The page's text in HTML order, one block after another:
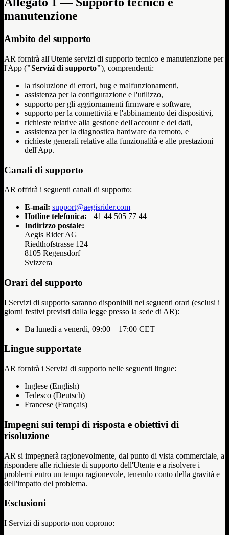
manutenzione
Ambito del supporto
AR fornirà all'Utente servizi di supporto tecnico e manutenzione per
l'App ("Servizi di supporto"), comprendenti:
la risoluzione di errori, bug e malfunzionamenti,
assistenza per la configurazione e l'utilizzo,
supporto per gli aggiornamenti firmware e software,
supporto per la connettività e l'abbinamento dei dispositivi,
richieste relative alla gestione dell'account e dei dati,
assistenza per la diagnostica hardware da remoto, e
richieste generali relative alla funzionalità e alle prestazioni
dell'App.
Canali di supporto
AR offrirà i seguenti canali di supporto:
E-mail: support@aegisrider.com
Hotline telefonica: +41 44 505 77 44
Indirizzo postale:
Aegis Rider AG
Riedthofstrasse 124
8105 Regensdorf
Svizzera
Orari del supporto
I Servizi di supporto saranno disponibili nei seguenti orari (esclusi i
giorni festivi previsti dalla legge presso la sede di AR):
Da lunedì a venerdì, 09:00 – 17:00 CET
Lingue supportate
AR fornirà i Servizi di supporto nelle seguenti lingue:
Inglese (English)
Tedesco (Deutsch)
Francese (Français)
Impegni sui tempi di risposta e obiettivi di
risoluzione
AR si impegnerà ragionevolmente, dal punto di vista commerciale, a
rispondere alle richieste di supporto dell'Utente e a risolvere i
problemi entro un tempo ragionevole, tenendo conto della gravità e
dell'impatto del problema.
Esclusioni
I Servizi di supporto non coprono: